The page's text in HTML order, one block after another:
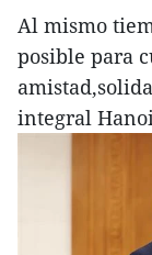
Al mismo
posible para
integral